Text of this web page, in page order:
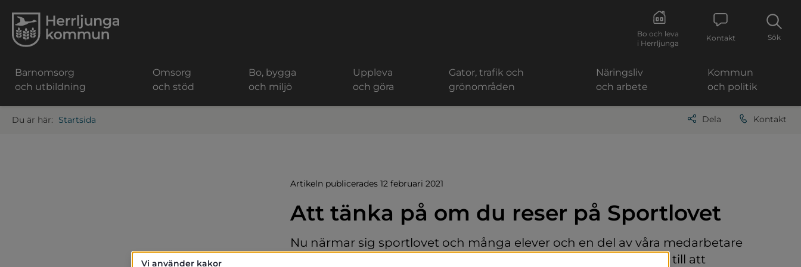
Bo och leva
i Herrljunga
Kontakt Sök
Barnomsorg
och utbildning
Omsorg
och stöd
Bo, bygga
och miljö
Uppleva
och göra
Gator, trafik och
grönområden
Näringsliv
och arbete
Kommun
och politik
Startsida Dela Kontakt
Artikeln publicerades 12 februari 2021
Att tänka på om du reser på Sportlovet
Nu närmar sig sportlovet och många elever och en del av våra medarbetare
är lediga. Vi önskar alla ett fint lov under vecka 7 och uppmanar till att
Vi använder kakor